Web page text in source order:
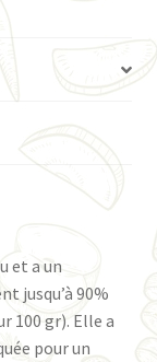
et a un
jusqu’à 90%
100 gr). Elle a
pour un